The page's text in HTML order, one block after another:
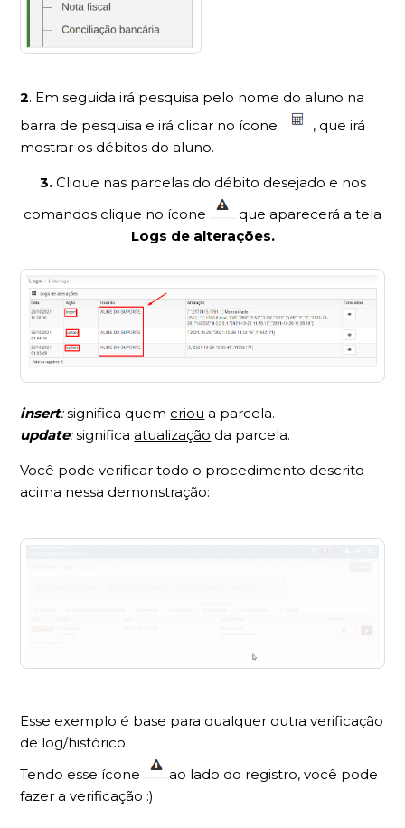
2. Em seguida irá pesquisa pelo nome do aluno na
barra de pesquisa e irá clicar no ícone
, que irá
mostrar os débitos do aluno.
3. Clique nas parcelas do débito desejado e nos
comandos clique no ícone
que aparecerá a tela
Logs de alterações.
insert:significa quem criou a parcela.
update:significaatualização da parcela.
Você pode verificar todo o procedimento descrito
acima nessa demonstração:
Esse exemplo é base para qualquer outra verificação
de log/histórico.
Tendo esse ícone
ao lado do registro, você pode
fazer a verificação :)